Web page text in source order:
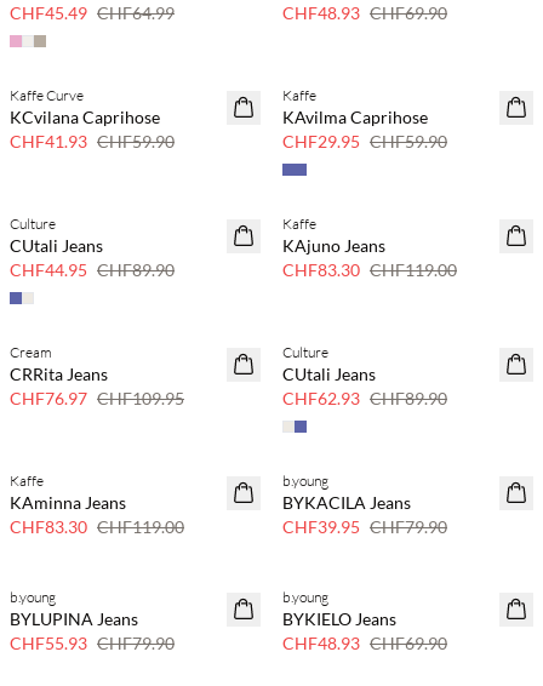
CHF45.49 CHF64.99
CHF48.93 CHF69.90
SAVE20
Kaffe Curve
KCvilana Caprihose
CHF41.93 CHF59.90
SAVE20
Kaffe
KAvilma Caprihose
CHF29.95 CHF59.90
SAVE20
Culture
CUtali Jeans
CHF44.95 CHF89.90
SAVE20
30 % Rabatt
Kaffe
KAjuno Jeans
CHF83.30 CHF119.00
SAVE20
Cream
CRRita Jeans
CHF76.97 CHF109.95
SAVE20
Culture
CUtali Jeans
CHF62.93 CHF89.90
SAVE20
Kaffe
KAminna Jeans
CHF83.30 CHF119.00
SAVE20
b.young
BYKACILA Jeans
CHF39.95 CHF79.90
SAVE20
b.young
BYLUPINA Jeans
CHF55.93 CHF79.90
SAVE20
b.young
BYKIELO Jeans
CHF48.93 CHF69.90